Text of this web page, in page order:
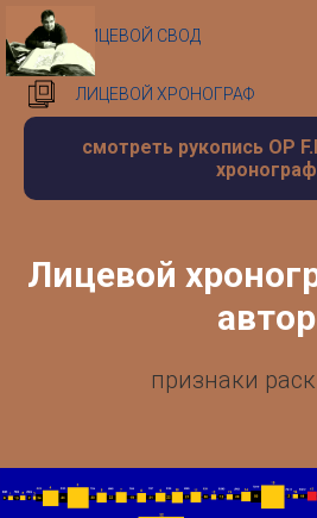
ЛИЦЕВОЙ СВОД
ЛИЦЕВОЙ ХРОНОГРАФ
смотреть рукопись ОР
хронограф
Лицевой
автор
признаки